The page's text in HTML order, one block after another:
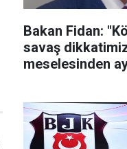
Bakan Fidan:
savaş
meselesinden